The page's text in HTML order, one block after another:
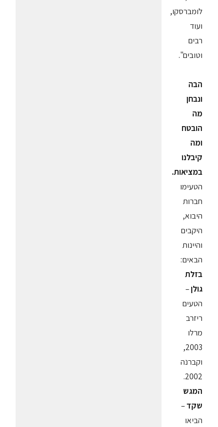
לומברסקו,
ועוד
רבים
וטובים".
הבה
ונבחן
מה
הובטח
ומה
קיבלנו
במציאות.
הטעימו
חברות
היבוא,
היקבים
והיינות
הבאים:
בזלת
גולן–
הטעים
ריזרב
מרלו
2003,
וקברנה
2002.
המגש
שקד–
הביאו